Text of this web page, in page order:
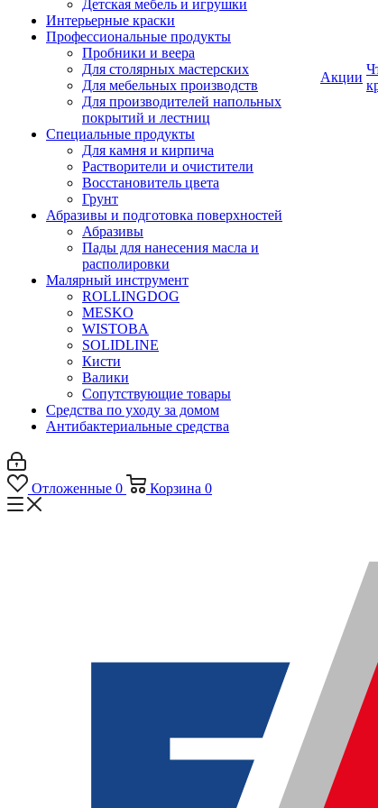
Детская мебель и игрушки
Интерьерные краски
Профессиональные продукты
Пробники и веера
Для столярных мастерских
Для мебельных производств
Для производителей напольных
покрытий и лестниц
Специальные продукты
Для камня и кирпича
Растворители и очистители
Восстановитель цвета
Грунт
Абразивы и подготовка поверхностей
Абразивы
Пады для нанесения масла и
располировки
Малярный инструмент
ROLLINGDOG
MESKO
WISTOBA
SOLIDLINE
Кисти
Валики
Сопутствующие товары
Средства по уходу за домом
Антибактериальные средства
Акции
Отложенные 0 Корзина 0